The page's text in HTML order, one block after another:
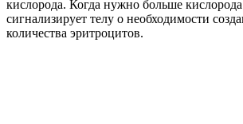
кислорода. Когда нужно больше
сигнализирует телу о необходимости
количества эритроцитов.